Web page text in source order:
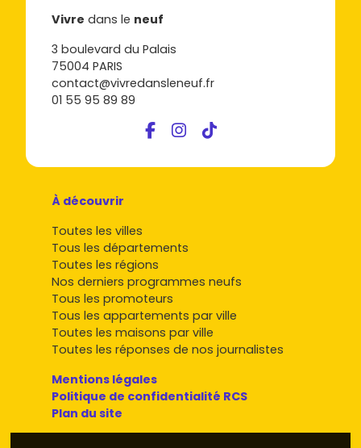
Vivre dans le neuf
3 boulevard du Palais
75004 PARIS
contact@vivredansleneuf.fr
01 55 95 89 89
À découvrir
Toutes les villes
Tous les départements
Toutes les régions
Nos derniers programmes neufs
Tous les promoteurs
Tous les appartements par ville
Toutes les maisons par ville
Toutes les réponses de nos journalistes
Mentions légales
Politique de confidentialité RCS
Plan du site